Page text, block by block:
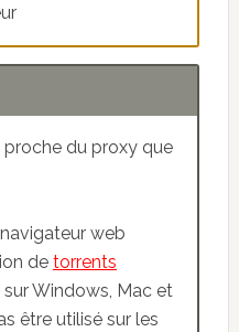
proche du proxy que
web
de torrents
Windows, Mac et
être utilisé sur les